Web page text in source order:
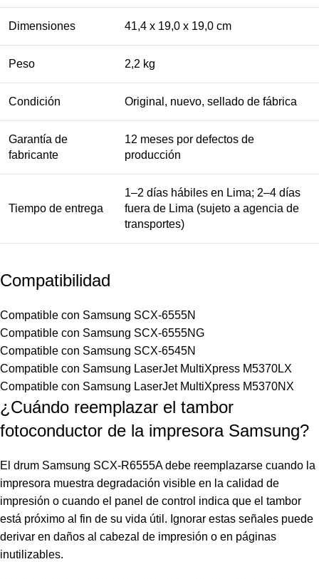
Dimensiones 41,4 x 19,0 x 19,0 cm
Peso 2,2 kg
Condición Original, nuevo, sellado de fábrica
Garantía de
fabricante
12 meses por defectos de
producción
Tiempo de entrega
1–2 días hábiles en Lima; 2–4 días
fuera de Lima (sujeto a agencia de
transportes)
Compatibilidad
Compatible con Samsung SCX-6555N
Compatible con Samsung SCX-6555NG
Compatible con Samsung SCX-6545N
Compatible con Samsung LaserJet MultiXpress M5370LX
Compatible con Samsung LaserJet MultiXpress M5370NX
¿Cuándo reemplazar el tambor
fotoconductor de la impresora Samsung?
El drum Samsung SCX-R6555A debe reemplazarse cuando la
impresora muestra degradación visible en la calidad de
impresión o cuando el panel de control indica que el tambor
está próximo al fin de su vida útil. Ignorar estas señales puede
derivar en daños al cabezal de impresión o en páginas
inutilizables.